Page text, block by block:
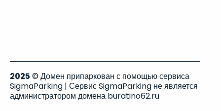
2025 © Домен припаркован с помощью сервиса
SigmaParking | Сервис SigmaParking не является
администратором домена buratino62.ru